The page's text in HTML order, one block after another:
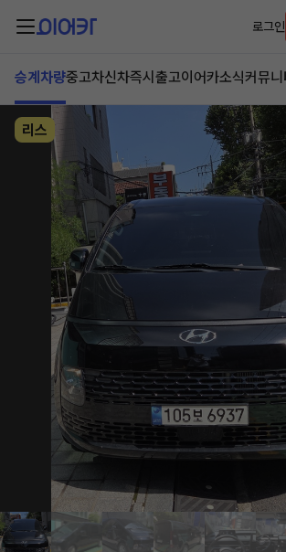
로그인
승계차량중고차신차즉시출고이어카소식커뮤니
리스